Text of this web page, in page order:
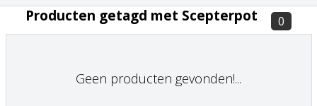
Producten getagd met Scepterpot 0
Geen producten gevonden!...